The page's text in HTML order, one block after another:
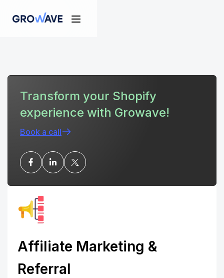
Transform your Shopify
experience with Growave!
Book a call
Affiliate Marketing &
Referral